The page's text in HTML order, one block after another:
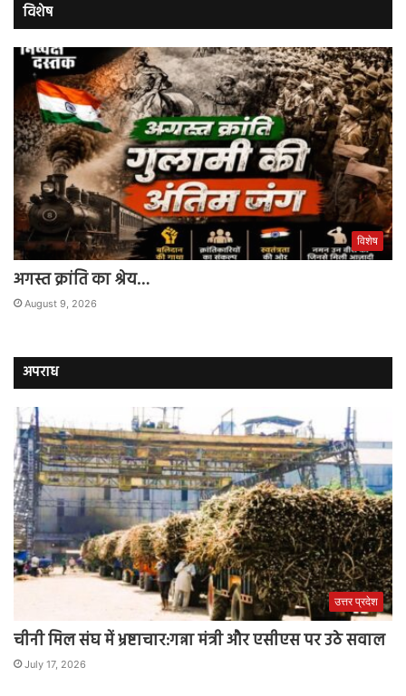
विशेष
विशेष
अगस्त क्रांति का श्रेय…
August 9, 2026
अपराध
उत्तर प्रदेश
चीनी मिल संघ में भ्रष्टाचार:गन्ना मंत्री और एसीएस पर उठे सवाल
July 17, 2026